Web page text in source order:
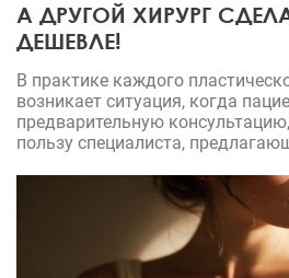
А ДРУГОЙ ХИРУРГ
ДЕШЕВЛЕ!
В практике каждого
возникает ситуация, когда
предварительную
пользу специалиста,